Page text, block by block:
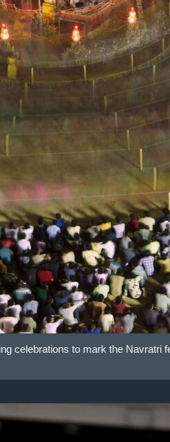
celebrations to mark the Navratri